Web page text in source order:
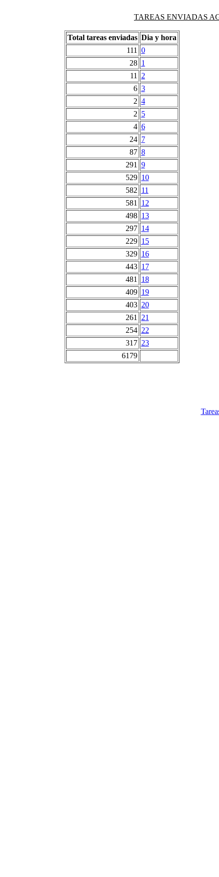
TAREAS ENVIADAS
Total tareas enviadas Dia y hora
111
0
28 1
11
2
6 3
2 4
2 5
4 6
24 7
87 8
291
9
529 10
582 11
581
12
498 13
297 14
229 15
329 16
443 17
481
18
409 19
403 20
261
21
254 22
317 23
6179